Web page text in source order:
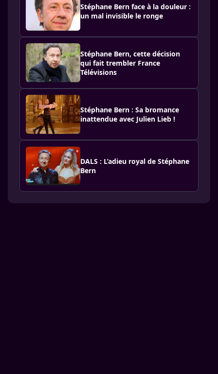
Stéphane Bern face à la douleur :
un mal invisible le ronge
Stéphane Bern, cette décision
qui fait trembler France
Télévisions
Stéphane Bern : Sa bromance
inattendue avec Julien Lieb !
DALS : L’adieu royal de Stéphane
Bern